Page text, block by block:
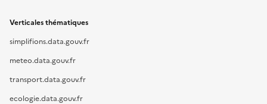
Verticales thématiques
simplifions.data.gouv.fr
meteo.data.gouv.fr
transport.data.gouv.fr
ecologie.data.gouv.fr